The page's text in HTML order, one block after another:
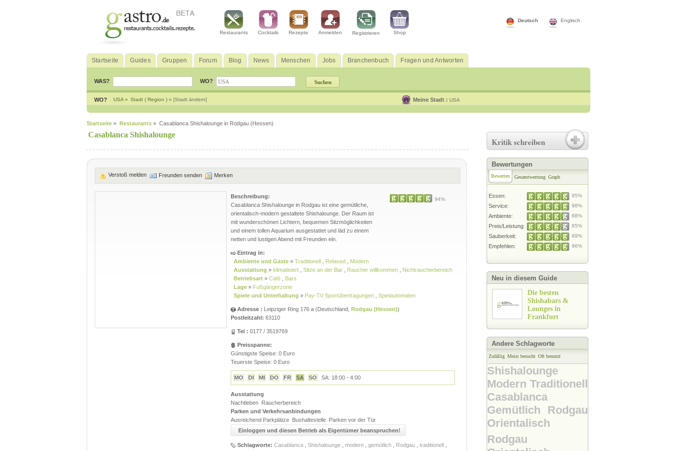
Englisch
Deutsch
Restaurants Cocktails Rezepte Anmelden Registrieren Shop
Startseite Guides Gruppen Forum Blog News Menschen Jobs Branchenbuch Fragen und Antworten
WAS? WO?
WO? USA » Stadt ( Region ) » [Stadt ändern] Meine Stadt : USA
Startseite » Restaurants » Casablanca Shishalounge in Rodgau (Hessen)
Casablanca Shishalounge
Verstoß melden Freunden senden Merken
Beschreibung:
Casablanca Shishalounge in Rodgau ist eine gemütliche,
orientalisch-modern gestaltete Shishalounge. Der Raum ist
mit wunderschönen Lichtern, bequemen Sitzmöglichkeiten
und einem tollen Aquarium ausgestattet und läd zu einem
netten und lustigen Abend mit Freunden ein.
94%
Eintrag in:
Ambiente und Gäste » Traditionell Relaxed
Modern
Ausstattung » klimatisiert Sitze an der Bar Raucher willkommen
Nichtraucherbereich
Betriebsart » Café
Bars
Lage » Fußgängerzone
Spiele und Unterhaltung » Pay-TV Sportübertragungen Spielautomaten
Adresse : Leipziger Ring 176 a (Deutschland Rodgau (Hessen))
Postleitzahl: 63110
Tel : 0177 / 3519769
Preisspanne:
Günstigste Speise: 0 Euro
Teuerste Speise: 0 Euro
MO DI MI DO FR SA SO SA: 18:00 - 4:00
Ausstattung
Nachtleben Raucherbereich
Parken und Verkehrsanbindungen
Ausreichend Parkplätze Bushaltestelle Parken vor der Tür
Einloggen und diesen Betrieb als Eigentümer beanspruchen!
Schlagworte: Casablanca Shishalounge modern gemütlich Rodgau traditionell
Kritik schreiben
Bewertungen
Bewerten Gesamtwertung Graph
Essen: 95%
Service: 98%
Ambiente: 88%
Preis/Leistung: 85%
Sauberkeit: 99%
Empfehlen: 96%
Neu in diesem Guide
Die besten
Shishabars &
Lounges in
Frankfurt
Andere Schlagworte
Zufällig Meist besucht Oft benutzt
Shishalounge
Modern Traditionell
Casablanca
Gemütlich Rodgau
Orientalisch
Rodgau